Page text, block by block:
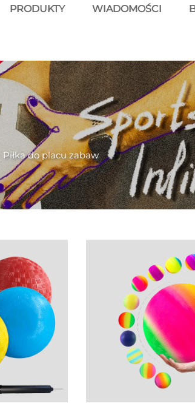
PRODUKTY WIADOMOŚCI
Piłka do placu zabaw